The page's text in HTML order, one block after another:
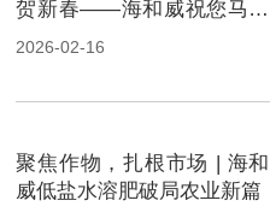
贺新春——海和威祝您马年
大吉
2026-02-16
聚焦作物，扎根市场 | 海和
威低盐水溶肥破局农业新篇